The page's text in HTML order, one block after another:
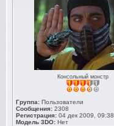
Консольный монстр
Группа: Пользователи
Сообщения: 2308
Регистрация: 04 дек 2009, 09:38
Модель 3DO: Нет